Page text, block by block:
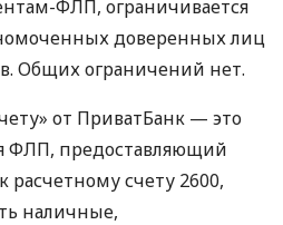
ФЛП, ограничивается
доверенных лиц
Общих ограничений нет.
от ПриватБанк — это
ФЛП, предоставляющий
расчетному счету 2600,
наличные,